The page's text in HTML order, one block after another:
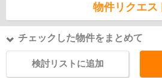
物件リクエス
チェックした物件をまとめて
検討リストに追加